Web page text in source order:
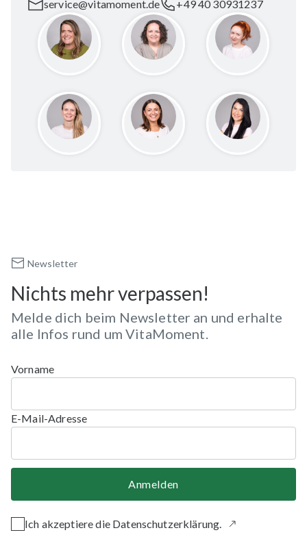
service@vitamoment.de +49 40 30931237
Newsletter
Nichts mehr verpassen!
Melde dich beim Newsletter an und erhalte
alle Infos rund um VitaMoment.
Vorname
E-Mail-Adresse
Anmelden
Ich akzeptiere die Datenschutzerklärung.